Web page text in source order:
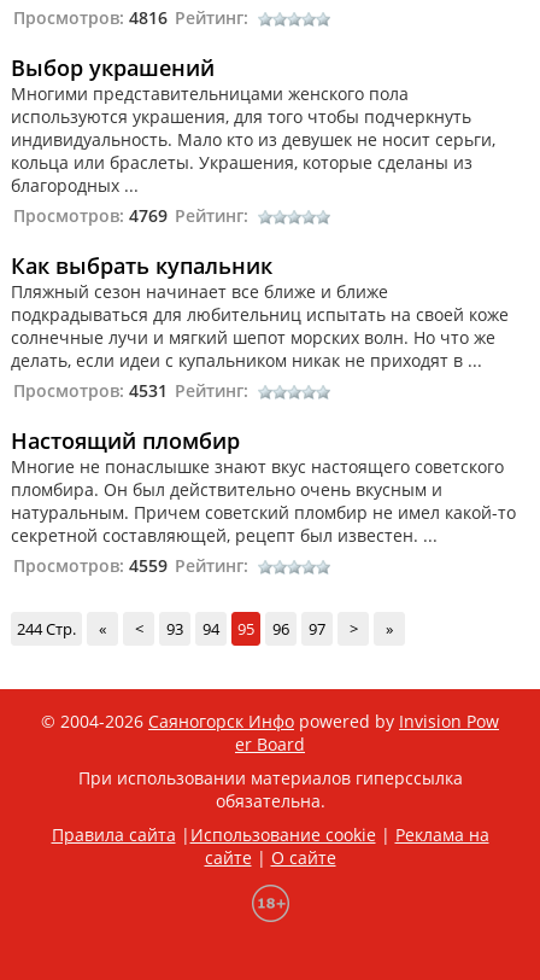
Просмотров: 4816 Рейтинг:
Выбор украшений
Многими представительницами женского пола
используются украшения, для того чтобы подчеркнуть
индивидуальность. Мало кто из девушек не носит серьги,
кольца или браслеты. Украшения, которые сделаны из
благородных ...
Просмотров: 4769 Рейтинг:
Как выбрать купальник
Пляжный сезон начинает все ближе и ближе
подкрадываться для любительниц испытать на своей коже
солнечные лучи и мягкий шепот морских волн. Но что же
делать, если идеи с купальником никак не приходят в ...
Просмотров: 4531 Рейтинг:
Настоящий пломбир
Многие не понаслышке знают вкус настоящего советского
пломбира. Он был действительно очень вкусным и
натуральным. Причем советский пломбир не имел какой-то
секретной составляющей, рецепт был известен. ...
Просмотров: 4559 Рейтинг:
244 Стр. « < 93 94 95 96 97 > »
© 2004-2026 Саяногорск Инфо powered by Invision Pow
er Board
При использовании материалов гиперссылка
обязательна.
Правила сайта | Использование cookie| Реклама на
сайте| О сайте